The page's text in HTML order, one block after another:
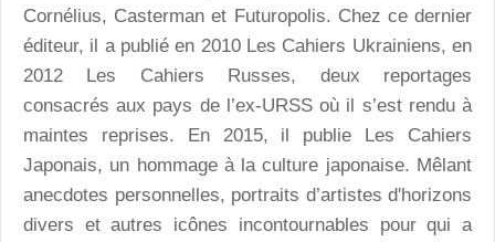
Cornélius, Casterman et Futuropolis. Chez ce dernier
éditeur, il a publié en 2010 Les Cahiers Ukrainiens, en
2012 Les Cahiers Russes, deux reportages
consacrés aux pays de l’ex-URSS où il s’est rendu à
maintes reprises. En 2015, il publie Les Cahiers
Japonais, un hommage à la culture japonaise. Mêlant
anecdotes personnelles, portraits d’artistes d'horizons
divers et autres icônes incontournables pour qui a